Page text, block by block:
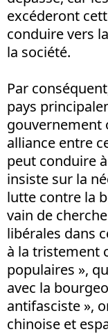
excéderont
conduire vers
la société.
Par
pays
gouvernement
alliance entre
peut conduire
insiste sur la
lutte contre la
vain de
libérales dans
à la tristement
populaires »,
avec la
antifasciste »,
chinoise et